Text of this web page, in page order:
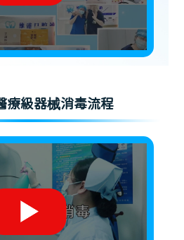
療級器械消毒流程